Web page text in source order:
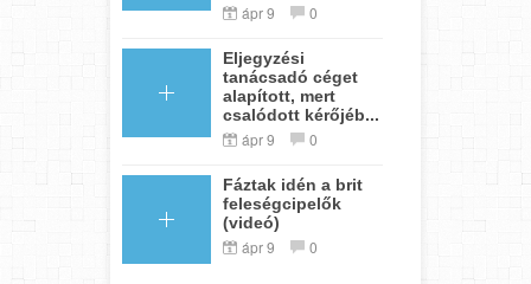
ápr 9 0
Eljegyzési
tanácsadó céget
alapított, mert
csalódott kérőjéb...
ápr 9 0
Fáztak idén a brit
feleségcipelők
(videó)
ápr 9 0